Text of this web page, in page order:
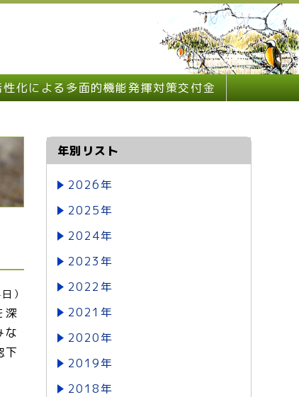
性化による多面的機能発揮対策交付金
）
深
な
下
年別リスト
2026年
2025年
2024年
2023年
2022年
2021年
2020年
2019年
2018年